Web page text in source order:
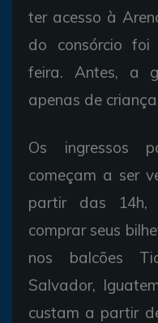
ter acesso à
do consórcio
feira. Antes, a
apenas de
Os ingressos
começam a ser
partir das 14h,
comprar seus
nos balcões
Salvador,
custam a partir